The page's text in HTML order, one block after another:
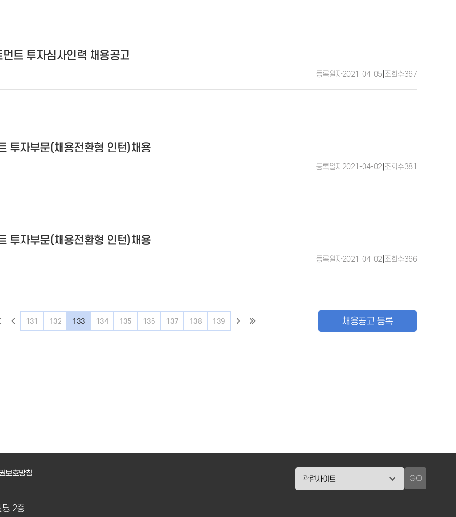
트 투자심사인력 채용공고
등록일자2021-04-05 조회수367
투자부문(채용전환형 인턴)채용
등록일자2021-04-02 조회수381
투자부문(채용전환형 인턴)채용
등록일자2021-04-02 조회수366
131 132 133 134 135 136 137 138 139 채용공고 등록
보호방침
GO
2층